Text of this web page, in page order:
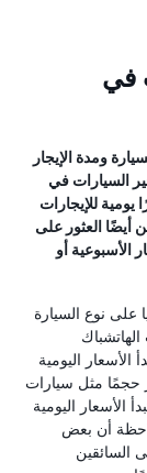
في
ومدة الإيجار
السيارات في
للإيجارات
ماليزي. يمكن أيضًا العثور على
الأسبوعية أو
على نوع السيارة
اليومية
حجمًا مثل سيارات
الأسعار اليومية
ملاحظة أن بعض
السائقين